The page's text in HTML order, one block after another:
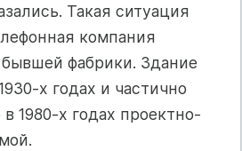
Такая ситуация
компания
фабрики. Здание
х годах и частично
1980-х годах проектно-